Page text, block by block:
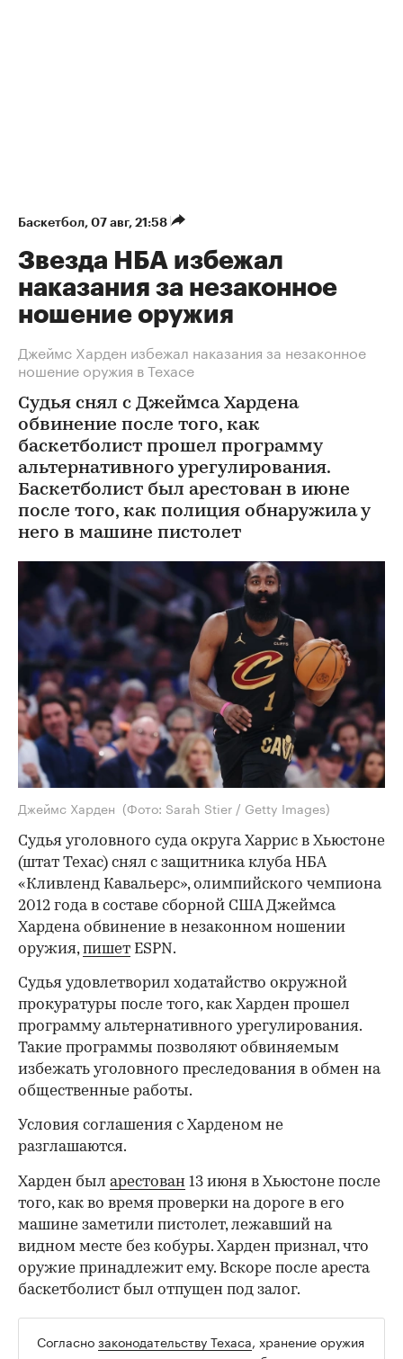
Баскетбол⁠, 07 авг, 21:58
Звезда НБА избежал
наказания за незаконное
ношение оружия
Джеймс Харден избежал наказания за незаконное
ношение оружия в Техасе
Судья снял с Джеймса Хардена
обвинение после того, как
баскетболист прошел программу
альтернативного урегулирования.
Баскетболист был арестован в июне
после того, как полиция обнаружила у
него в машине пистолет
Джеймс Харден (Фото: Sarah Stier / Getty Images)
Судья уголовного суда округа Харрис в Хьюстоне
(штат Техас) снял с защитника клуба НБА
«Кливленд Кавальерс», олимпийского чемпиона
2012 года в составе сборной США Джеймса
Хардена обвинение в незаконном ношении
оружия,пишет ESPN.
Судья удовлетворил ходатайство окружной
прокуратуры после того, как Харден прошел
программу альтернативного урегулирования.
Такие программы позволяют обвиняемым
избежать уголовного преследования в обмен на
общественные работы.
Условия соглашения с Харденом не
разглашаются.
Харден был арестован 13 июня в Хьюстоне после
того, как во время проверки на дороге в его
машине заметили пистолет, лежавший на
видном месте без кобуры. Харден признал, что
оружие принадлежит ему. Вскоре после ареста
баскетболист был отпущен под залог.
Согласнозаконодательству Техаса, хранение оружия